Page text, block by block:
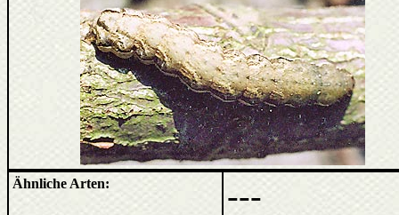
Ähnliche Arten: ---